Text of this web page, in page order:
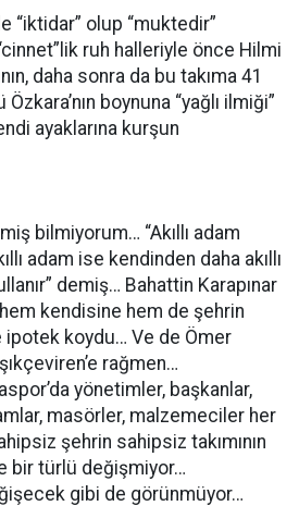
“iktidar” olup “muktedir”
ruh halleriyle önce Hilmi
daha sonra da bu takıma 41
boynuna “yağlı ilmiği”
ayaklarına kurşun
bilmiyorum… “Akıllı adam
adam ise kendinden daha akıllı
demiş… Bahattin Karapınar
kendisine hem de şehrin
ipotek koydu… Ve de Ömer
rağmen…
yönetimler, başkanlar,
masörler, malzemeciler her
şehrin sahipsiz takımının
bir türlü değişmiyor…
gibi de görünmüyor…